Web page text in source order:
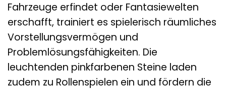
Fahrzeuge erfindet oder Fantasiewelten
erschafft, trainiert es spielerisch räumliches
Vorstellungsvermögen und
Problemlösungsfähigkeiten. Die
leuchtenden pinkfarbenen Steine laden
zudem zu Rollenspielen ein und fördern die